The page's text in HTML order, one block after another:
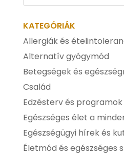
KATEGÓRIÁK
Allergiák és
Alternatív gyógymód
Betegségek és
Család
Edzésterv és programok
Egészséges élet a
Egészségügyi hírek és
Életmód és egészséges